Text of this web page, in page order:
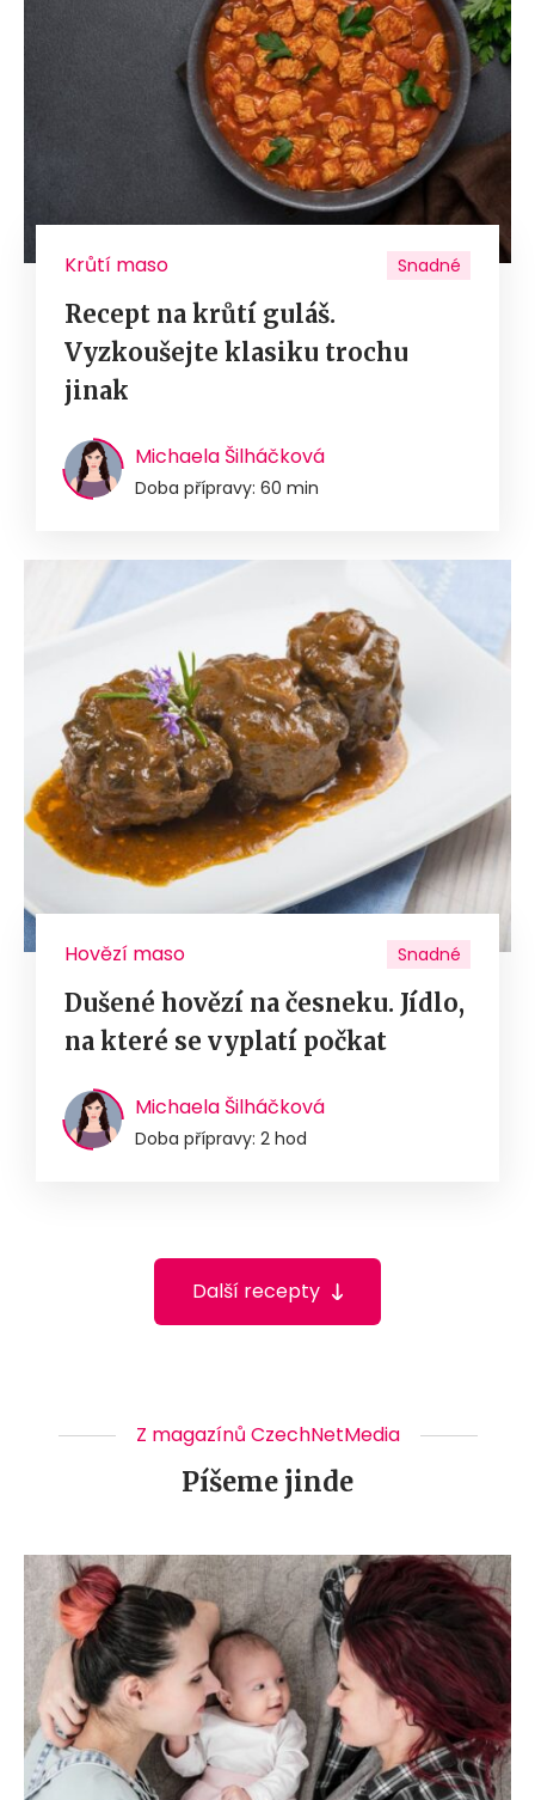
Krůtí maso Snadné
Recept na krůtí guláš.
Vyzkoušejte klasiku trochu
jinak
Michaela Šilháčková
Doba přípravy: 60 min
Hovězí maso Snadné
Dušené hovězí na česneku. Jídlo,
na které se vyplatí počkat
Michaela Šilháčková
Doba přípravy: 2 hod
Další recepty
Z magazínů CzechNetMedia
Píšeme jinde